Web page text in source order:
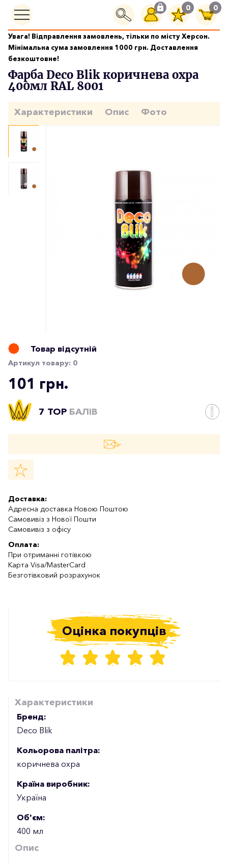
0 0
Увага! Відправлення замовлень, тільки по місту Херсон.
Мінімальна сума замовлення 1000 грн. Доставлення
безкоштовне!
Фарби аерозольні
Фарба Deco Blik коричнева охра 400мл RAL 8001
Фарба Deco Blik коричнева охра
400мл RAL 8001
Характеристики Опис Фото
Товар відсутній
Артикул товару: 0
101 грн.
7 TOP БАЛІВ
Доставка:
Адресна доставка Новою Поштою
Самовивіз з Нової Пошти
Самовивіз з офісу
Оплата:
При отриманні готівкою
Карта Visa/MasterCard
Безготівковий розрахунок
Оцінка покупців
Характеристики
Бренд:
Deco Blik
Кольорова палітра:
коричнева охра
Країна виробник:
Україна
Об'єм:
400 мл
Опис